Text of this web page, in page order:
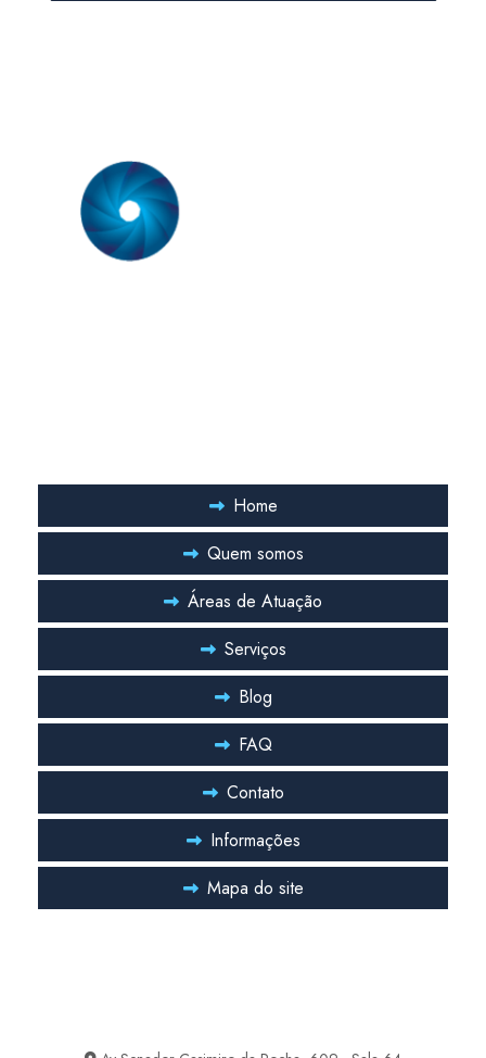
Home
Quem somos
Áreas de Atuação
Serviços
Blog
FAQ
Contato
Informações
Mapa do site